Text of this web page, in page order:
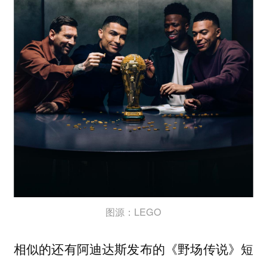
图源：LEGO
相似的还有阿迪达斯发布的《野场传说》短